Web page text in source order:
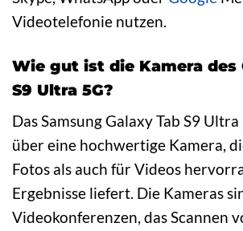
Videotelefonie nutzen.
Wie gut ist die Kamera des
S9 Ultra 5G?
Das Samsung Galaxy Tab S9
über eine hochwertige Kamera,
Fotos als auch für Videos
Ergebnisse liefert. Die Kameras
Videokonferenzen, das Scannen